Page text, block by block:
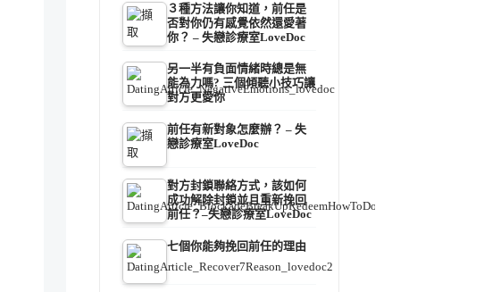
３種方法讓你知道，前任是
否對你仍有感覺依然還愛著
你？ – 失戀診療室LoveDoc
另一半有負面情緒時總是無
能為力嗎? 三個傾聽小技巧讓
對方更愛你
前任有新對象怎麼辦？ – 失
戀診療室LoveDoc
對方封鎖聯絡方式，該如何
成功解除封鎖並且重新挽回
前任？–失戀診療室LoveDoc
七個你能夠挽回前任的理由